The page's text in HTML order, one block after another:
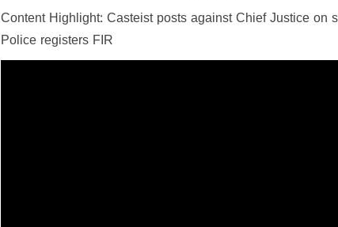
Content Highlight: Casteist posts against Chief Justice on
Police registers FIR